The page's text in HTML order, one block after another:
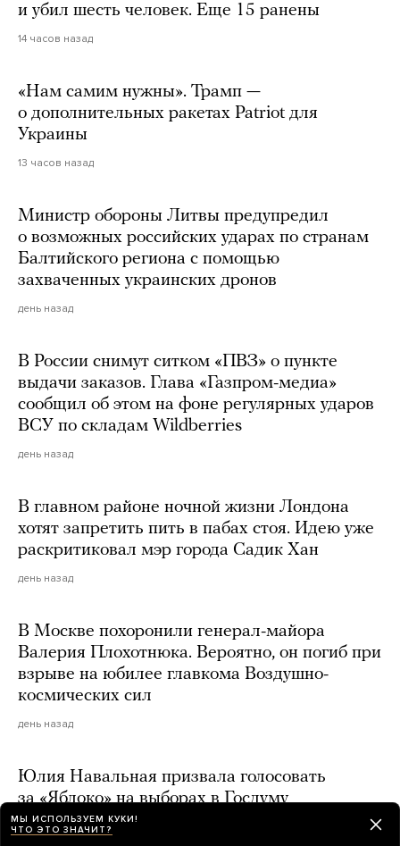
и убил шесть человек. Еще 15 ранены
14 часов назад
«Нам самим нужны». Трамп —
о дополнительных ракетах Patriot для
Украины
13 часов назад
Министр обороны Литвы предупредил
о возможных российских ударах по странам
Балтийского региона с помощью
захваченных украинских дронов
день назад
В России снимут ситком «ПВЗ» о пункте
выдачи заказов. Глава «Газпром-медиа»
сообщил об этом на фоне регулярных ударов
ВСУ по складам Wildberries
день назад
В главном районе ночной жизни Лондона
хотят запретить пить в пабах стоя. Идею уже
раскритиковал мэр города Садик Хан
день назад
В Москве похоронили генерал-майора
Валерия Плохотнюка. Вероятно, он погиб при
взрыве на юбилее главкома Воздушно-
космических сил
день назад
Юлия Навальная призвала голосовать
за «Яблоко» на выборах в Госдуму
день назад
МЫ ИСПОЛЬЗУЕМ КУКИ!
ЧТО ЭТО ЗНАЧИТ?